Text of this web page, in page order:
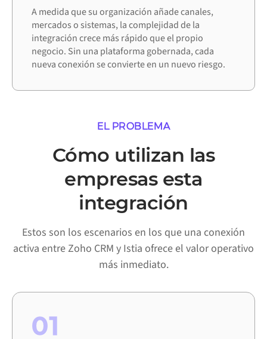
A medida que su organización añade canales,
mercados o sistemas, la complejidad de la
integración crece más rápido que el propio
negocio. Sin una plataforma gobernada, cada
nueva conexión se convierte en un nuevo riesgo.
EL PROBLEMA
Cómo utilizan las
empresas esta
integración
Estos son los escenarios en los que una conexión
activa entre Zoho CRM y Istia ofrece el valor operativo
más inmediato.
01